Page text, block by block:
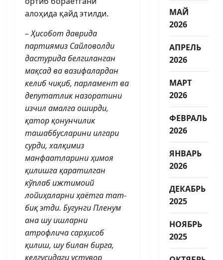
алоҳида қайд этилди.
– Ҳисобот даврида
партиямиз Сайловолди
дастурида белгиланган
мақсад ва вазифалардан
келиб чиқиб, парламент ва
депутатлик назоратини
изчил амалга оширди,
қатор қонунчилик
ташаббусларини илгари
сурди, халқимиз
манфаатларини ҳимоя
қилишга қаратилган
кўплаб ижтимоий
лойиҳаларни ҳаётга тат­
биқ этди. Бугунги Пленум
ана шу ишларни
атрофлича сарҳисоб
қилиш, шу билан бирга,
келгусидаги устувор
МАЙ
2026
АПРЕЛЬ
2026
МАРТ
2026
ФЕВРАЛЬ
2026
ЯНВАРЬ
2026
ДЕКАБРЬ
2025
НОЯБРЬ
2025